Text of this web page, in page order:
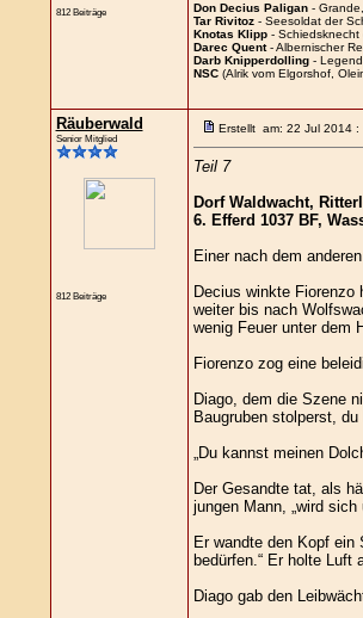
812 Beiträge Don Decius Paligan- Grande,
Tar Rivitoz- Seesoldat der
Knotas Klipp- Schiedsknecht
Darec Quent- Albernischer
Darb Knipperdolling-
NSC(Alrik vom Elgorshof,
Räuberwald
Senior Mitglied
812 Beiträge
Erstellt am: 22 Jul 2014
Teil 7
Dorf Waldwacht,
6. Efferd 1037 BF,
Einer nach dem
Decius winkte Fiorenzo
weiter bis nach
wenig Feuer unter dem
Fiorenzo zog eine
Diago, dem die Szene
Baugruben stolperst,
„Du kannst meinen
Der Gesandte tat, als
jungen Mann, „wird
Er wandte den Kopf
bedürfen.“ Er holte
Diago gab den